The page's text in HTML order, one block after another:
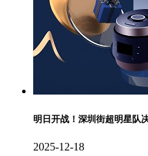
明日开战！深圳街超明星队
2025-12-18